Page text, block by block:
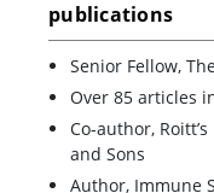
publications
Senior Fellow,
Over 85 articles
Co-author,
and Sons
Author, Immune